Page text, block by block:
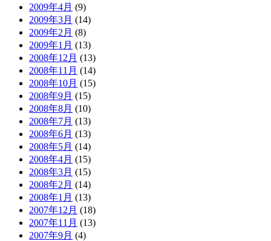
2009年4月 (9)
2009年3月 (14)
2009年2月 (8)
2009年1月 (13)
2008年12月 (13)
2008年11月 (14)
2008年10月 (15)
2008年9月 (15)
2008年8月 (10)
2008年7月 (13)
2008年6月 (13)
2008年5月 (14)
2008年4月 (15)
2008年3月 (15)
2008年2月 (14)
2008年1月 (13)
2007年12月 (18)
2007年11月 (13)
2007年9月 (4)